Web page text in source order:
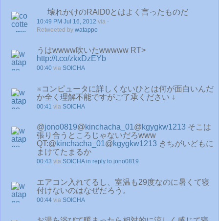
壊れかけのRAID0とはよく言ったものだ
10:49 PM Jul 16, 2012 via -
Retweeted by watappo
うはwwww吹いたwwwww RT>
http://t.co/zkxDzEYb
00:40 via SOICHA
※コンピュータに詳しくないひとは何が面白いんだ
か全く理解不能ですがご了承ください ↓
00:41 via SOICHA
@jono0819@kinchacha_01@kgygkw1213 そこは
張り合うところじゃないだろwww
QT:@kinchacha_01@kgygkw1213 きちがいどもに
まけてたまるか
00:43 via SOICHA in reply to jono0819
エアコン入れてるし、室温も29度なのに暑くて寝
付けないのはなぜだろう。
00:44 via SOICHA